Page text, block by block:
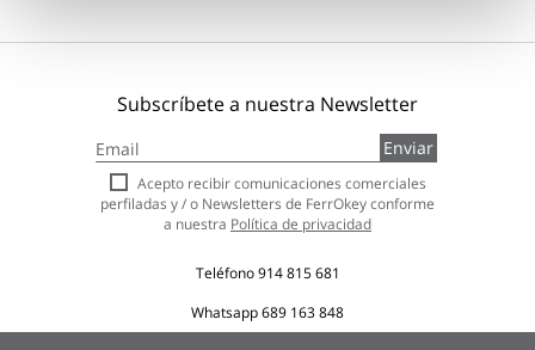
Subscríbete a nuestra Newsletter
a
nuestro
boletín
de
Enviar
Acepto recibir comunicaciones comerciales
perfiladas y / o Newsletters de FerrOkey conforme
a nuestra Política de privacidad
Teléfono914 815 681
Whatsapp689 163 848